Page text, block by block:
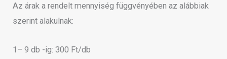
Az árak a rendelt mennyiség függvényében az alábbiak
szerint alakulnak:
1– 9 db -ig: 300 Ft/db